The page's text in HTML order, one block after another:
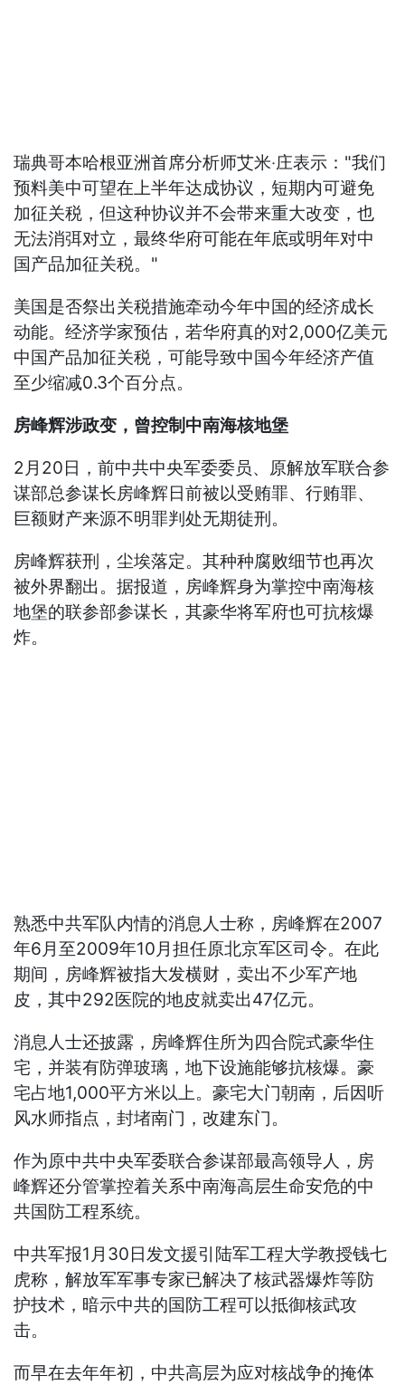
瑞典哥本哈根亚洲首席分析师艾米‧庄表示："我们
预料美中可望在上半年达成协议，短期内可避免
加征关税，但这种协议并不会带来重大改变，也
无法消弭对立，最终华府可能在年底或明年对中
国产品加征关税。"
美国是否祭出关税措施牵动今年中国的经济成长
动能。经济学家预估，若华府真的对2,000亿美元
中国产品加征关税，可能导致中国今年经济产值
至少缩减0.3个百分点。
房峰辉涉政变，曾控制中南海核地堡
2月20日，前中共中央军委委员、原解放军联合参
谋部总参谋长房峰辉日前被以受贿罪、行贿罪、
巨额财产来源不明罪判处无期徒刑。
房峰辉获刑，尘埃落定。其种种腐败细节也再次
被外界翻出。据报道，房峰辉身为掌控中南海核
地堡的联参部参谋长，其豪华将军府也可抗核爆
炸。
熟悉中共军队内情的消息人士称，房峰辉在2007
年6月至2009年10月担任原北京军区司令。在此
期间，房峰辉被指大发横财，卖出不少军产地
皮，其中292医院的地皮就卖出47亿元。
消息人士还披露，房峰辉住所为四合院式豪华住
宅，并装有防弹玻璃，地下设施能够抗核爆。豪
宅占地1,000平方米以上。豪宅大门朝南，后因听
风水师指点，封堵南门，改建东门。
作为原中共中央军委联合参谋部最高领导人，房
峰辉还分管掌控着关系中南海高层生命安危的中
共国防工程系统。
中共军报1月30日发文援引陆军工程大学教授钱七
虎称，解放军军事专家已解决了核武器爆炸等防
护技术，暗示中共的国防工程可以抵御核武攻
击。
而早在去年年初，中共高层为应对核战争的掩体